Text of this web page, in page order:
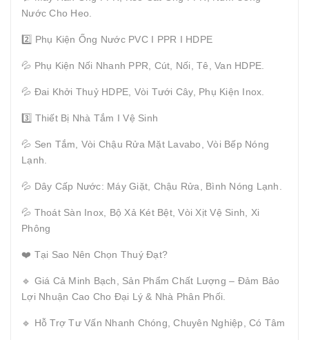
Nước Cho Heo.
2️⃣ Phụ Kiện Ống Nước PVC I PPR I HDPE
💦 Phụ Kiện Nối Nhanh PPR, Cút, Nối, Tê, Van HDPE.
💦 Đai Khởi Thuỷ HDPE, Vòi Tưới Cây, Phụ Kiện Inox.
3️⃣ Thiết Bị Nhà Tắm I Vệ Sinh
💦 Sen Tắm, Vòi Chậu Rửa Mặt Lavabo, Vòi Bếp Nóng
Lạnh.
💦 Dây Cấp Nước: Máy Giặt, Chậu Rửa, Bình Nóng Lạnh.
💦 Thoát Sàn Inox, Bộ Xả Két Bệt, Vòi Xịt Vệ Sinh, Xi
Phông
❤️ Tại Sao Nên Chọn Thuý Đạt?
🔹 Giá Cả Minh Bạch, Sản Phẩm Chất Lượng – Đảm Bảo
Lợi Nhuận Cao Cho Đại Lý & Nhà Phân Phối.
🔹 Hỗ Trợ Tư Vấn Nhanh Chóng, Chuyên Nghiệp, Có Tâm